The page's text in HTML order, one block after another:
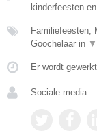
kinderfeesten en
Familiefeesten,
Goochelaar in ▼
Er wordt
Sociale media: